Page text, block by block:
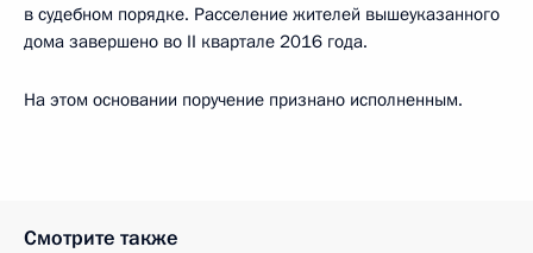
в судебном порядке. Расселение жителей вышеуказанного
дома завершено во II квартале 2016 года.
На этом основании поручение признано исполненным.
Смотрите также